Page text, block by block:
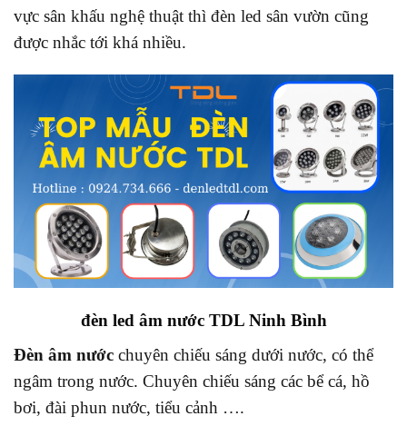
vực sân khấu nghệ thuật thì đèn led sân vườn cũng
được nhắc tới khá nhiều.
đèn led âm nước TDL Ninh Bình
Đèn âm nước chuyên chiếu sáng dưới nước, có thể
ngâm trong nước. Chuyên chiếu sáng các bể cá, hồ
bơi, đài phun nước, tiểu cảnh ….